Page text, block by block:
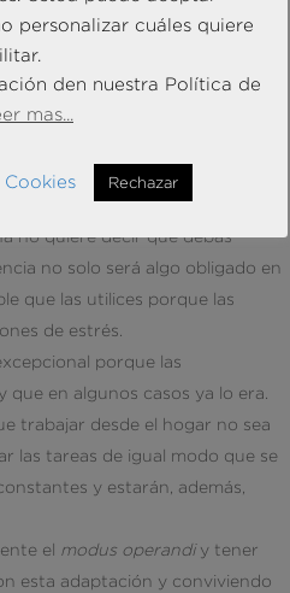
con ello, ¿necesitas algún dato
Que estés en casa, que los
Flexibilidad no quiere decir, y
con la última cabezada, o
de trabajo.
no quiere decir que debas
no solo será algo obligado en
que las utilices porque las
de estrés.
porque las
en algunos casos ya lo era.
trabajar desde el hogar no sea
las tareas de igual modo que se
y estarán, además,
el modus operandiy tener
esta adaptación y conviviendo
personalizar cuáles quiere
den nuestra Política de
mas...
Cookies Rechazar